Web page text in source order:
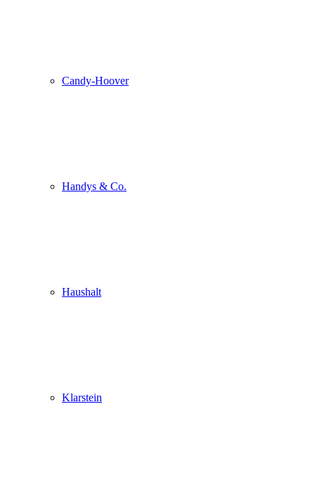
Candy-Hoover
Handys & Co.
Haushalt
Klarstein